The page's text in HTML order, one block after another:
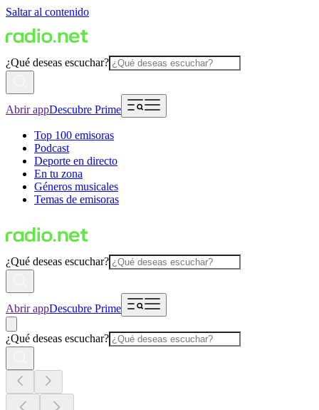
Saltar al contenido
¿Qué deseas escuchar?
Abrir appDescubre Prime
Top 100 emisoras
Podcast
Deporte en directo
En tu zona
Géneros musicales
Temas de emisoras
¿Qué deseas escuchar?
Abrir appDescubre Prime
¿Qué deseas escuchar?